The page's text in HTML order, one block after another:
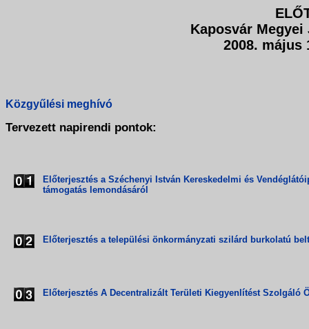
Kaposvár
2008. május
Közgyűlési meghívó
Tervezett napirendi pontok:
Előterjesztés a Széchenyi István Kereskedelmi és
támogatás lemondásáról
Előterjesztés a települési önkormányzati szilárd burkolatú
Előterjesztés A Decentralizált Területi Kiegyenlítést Szolgáló